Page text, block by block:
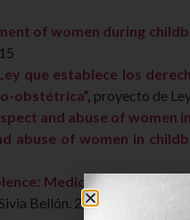
of women during
que establece los
obstétrica”, proyecto de
and abuse of women
abuse of women in
Medicalization,
Bellón. 2014